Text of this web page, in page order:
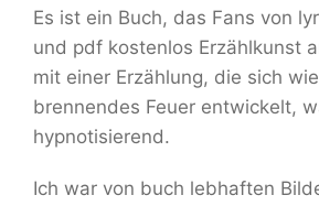
Es ist ein Buch, das Fans von
und pdf kostenlos Erzählkunst
mit einer Erzählung, die sich
brennendes Feuer entwickelt,
hypnotisierend.
Ich war von buch lebhaften